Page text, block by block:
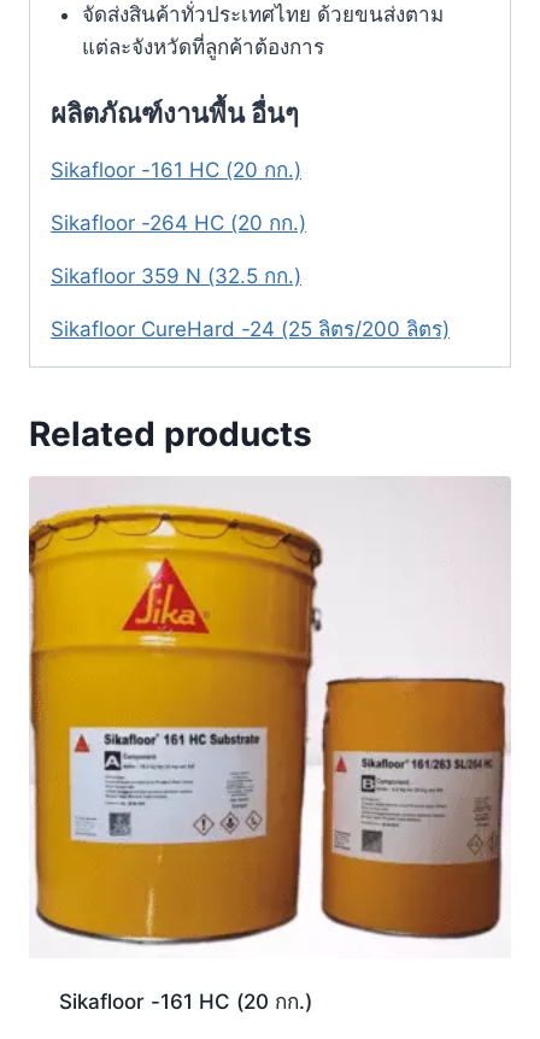
จัดส่งสินค้าทั่วประเทศไทย ด้วยขนส่งตาม
แต่ละจังหวัดที่ลูกค้าต้องการ
ผลิตภัณฑ์งานพื้น อื่นๆ
Sikafloor -161 HC (20 กก.)
Sikafloor -264 HC (20 กก.)
Sikafloor 359 N (32.5 กก.)
Sikafloor CureHard -24 (25 ลิตร/200 ลิตร)
Related products
Sikafloor -161 HC (20 กก.)